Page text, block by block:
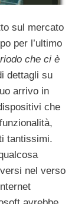
sul mercato
per l’ultimo
che ci è
dettagli su
arrivo in
che
tantissimi.
nel verso